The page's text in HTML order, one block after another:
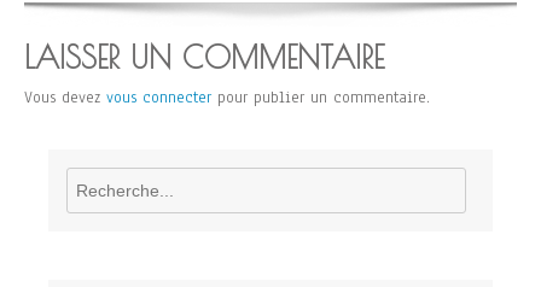
LAISSER UN COMMENTAIRE
Vous devez vous connecter pour publier un commentaire.
Rechercher